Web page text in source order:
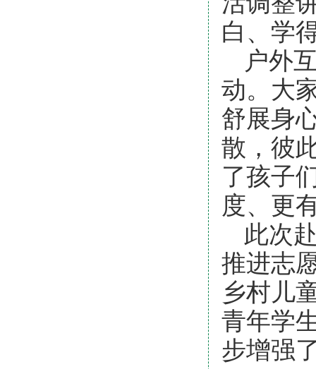
白、学
户外
动。大
舒展身
散，彼
了孩子
度、更
此次
推进志
乡村儿
青年学
步增强